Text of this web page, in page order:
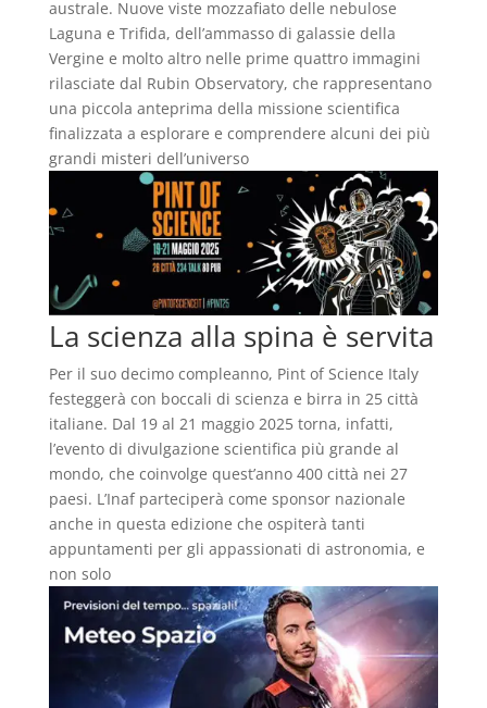
australe. Nuove viste mozzafiato delle nebulose
Laguna e Trifida, dell’ammasso di galassie della
Vergine e molto altro nelle prime quattro immagini
rilasciate dal Rubin Observatory, che rappresentano
una piccola anteprima della missione scientifica
finalizzata a esplorare e comprendere alcuni dei più
grandi misteri dell’universo
La scienza alla spina è servita
Per il suo decimo compleanno, Pint of Science Italy
festeggerà con boccali di scienza e birra in 25 città
italiane. Dal 19 al 21 maggio 2025 torna, infatti,
l’evento di divulgazione scientifica più grande al
mondo, che coinvolge quest’anno 400 città nei 27
paesi. L’Inaf parteciperà come sponsor nazionale
anche in questa edizione che ospiterà tanti
appuntamenti per gli appassionati di astronomia, e
non solo